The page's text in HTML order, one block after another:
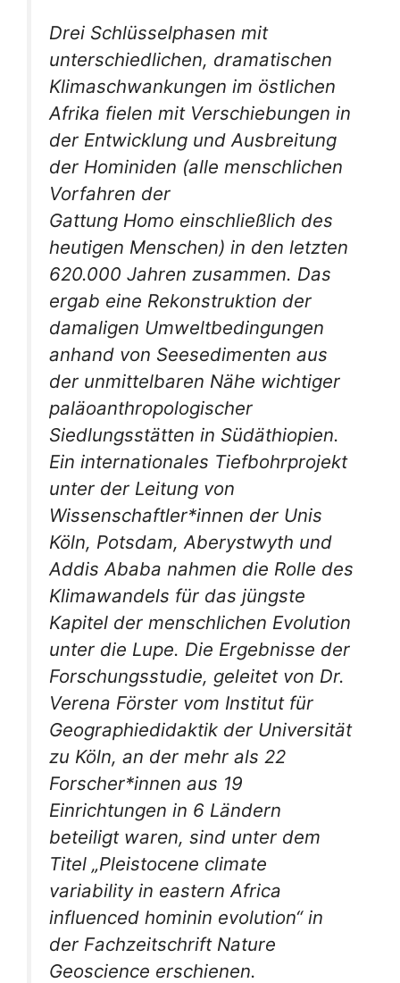
Drei Schlüsselphasen mit
unterschiedlichen, dramatischen
Klimaschwankungen im östlichen
Afrika fielen mit Verschiebungen in
der Entwicklung und Ausbreitung
der Hominiden (alle menschlichen
Vorfahren der
Gattung Homo einschließlich des
heutigen Menschen) in den letzten
620.000 Jahren zusammen. Das
ergab eine Rekonstruktion der
damaligen Umweltbedingungen
anhand von Seesedimenten aus
der unmittelbaren Nähe wichtiger
paläoanthropologischer
Siedlungsstätten in Südäthiopien.
Ein internationales Tiefbohrprojekt
unter der Leitung von
Wissenschaftler*innen der Unis
Köln, Potsdam, Aberystwyth und
Addis Ababa nahmen die Rolle des
Klimawandels für das jüngste
Kapitel der menschlichen Evolution
unter die Lupe. Die Ergebnisse der
Forschungsstudie, geleitet von Dr.
Verena Förster vom Institut für
Geographiedidaktik der Universität
zu Köln, an der mehr als 22
Forscher*innen aus 19
Einrichtungen in 6 Ländern
beteiligt waren, sind unter dem
Titel „Pleistocene climate
variability in eastern Africa
influenced hominin evolution“ in
der Fachzeitschrift Nature
Geoscience erschienen.